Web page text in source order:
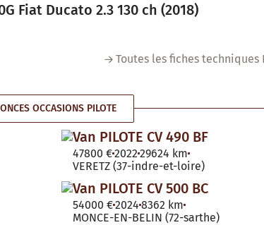
Fiat Ducato 2.3 130 ch (2018)
Toutes les fiches techniques
OCCASIONS PILOTE
Van PILOTE CV 490 BF
47800 €2022 29624 km
VERETZ (37-indre-et-loire)
Van PILOTE CV 500 BC
54000 €2024 8362 km
MONCE-EN-BELIN (72-sarthe)